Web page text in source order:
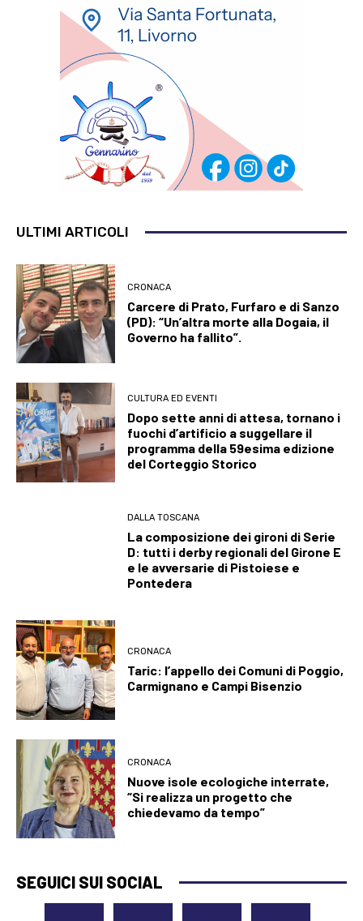
ULTIMI ARTICOLI
CRONACA
Carcere di Prato, Furfaro e di Sanzo
(PD): “Un’altra morte alla Dogaia, il
Governo ha fallito”.
CULTURA ED EVENTI
Dopo sette anni di attesa, tornano i
fuochi d’artificio a suggellare il
programma della 59esima edizione
del Corteggio Storico
DALLA TOSCANA
La composizione dei gironi di Serie
D: tutti i derby regionali del Girone E
e le avversarie di Pistoiese e
Pontedera
CRONACA
Taric: l’appello dei Comuni di Poggio,
Carmignano e Campi Bisenzio
CRONACA
Nuove isole ecologiche interrate,
“Si realizza un progetto che
chiedevamo da tempo”
SEGUICI SUI SOCIAL